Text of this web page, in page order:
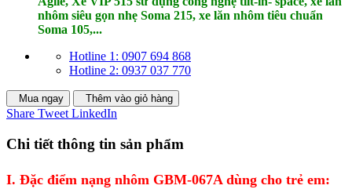
nhôm siêu gọn nhẹ Soma 215​​, xe lăn nhôm tiêu chuẩn
Soma 105,...
Hotline 1: 0907 694 868
Hotline 2: 0937 037 770
Mua ngay Thêm vào giỏ hàng
Share Tweet LinkedIn
Chi tiết thông tin sản phẩm
I. Đặc điểm nạng nhôm GBM-067A dùng cho trẻ em: